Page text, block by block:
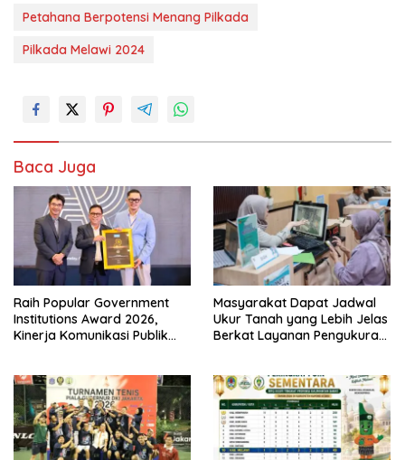
Petahana Berpotensi Menang Pilkada
Pilkada Melawi 2024
Baca Juga
Raih Popular Government
Institutions Award 2026,
Kinerja Komunikasi Publik
Masyarakat Dapat Jadwal
Ukur Tanah yang Lebih Jelas
Berkat Layanan Pengukuran